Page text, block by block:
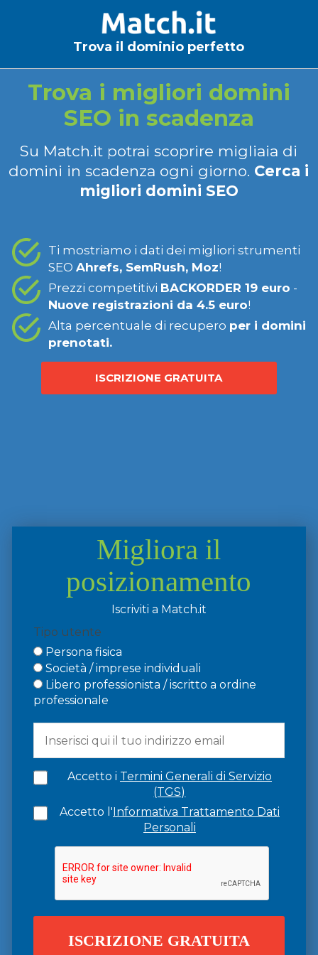
Trova il dominio perfetto
Trova i migliori domini
SEO in scadenza
Su Match.it potrai scoprire migliaia di
domini in scadenza ogni giorno. Cerca i
migliori domini SEO
Ti mostriamo i dati dei migliori strumenti
SEO Ahrefs, SemRush, Moz!
Prezzi competitivi BACKORDER 19 euro -
Nuove registrazioni da 4.5 euro!
Alta percentuale di recupero per i domini
prenotati.
ISCRIZIONE GRATUITA
Migliora il
posizionamento
Iscriviti a Match.it
Tipo utente
Persona fisica
Società / imprese individuali
Libero professionista / iscritto a ordine
professionale
Accetto i Termini Generali di Servizio
(TGS)
Accetto l'Informativa Trattamento Dati
Personali